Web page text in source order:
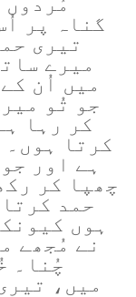
گناہ پر
تیری
میرے
میں اُن
جو تُو
کر رہا
کرتا ہوں۔
ہے اور
چھپا کر
حمد
ہوں
نے مُجھے
چُنا۔
میں،